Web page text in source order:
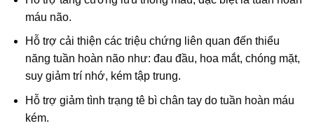
máu não.
Hỗ trợ cải thiện các triệu chứng liên quan đến thiểu
năng tuần hoàn não như: đau đầu, hoa mắt, chóng mặt,
suy giảm trí nhớ, kém tập trung.
Hỗ trợ giảm tình trạng tê bì chân tay do tuần hoàn máu
kém.